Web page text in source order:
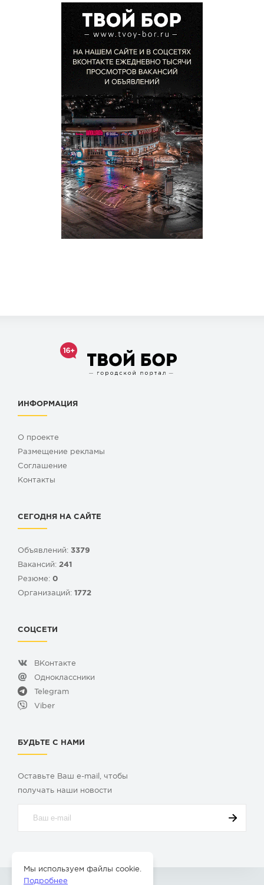
ИНФОРМАЦИЯ
О проекте
Размещение рекламы
Cоглашение
Контакты
СЕГОДНЯ НА САЙТЕ
Объявлений: 3379
Вакансий: 241
Резюме: 0
Организаций: 1772
СОЦСЕТИ
ВКонтакте
Одноклассники
Telegram
Viber
БУДЬТЕ С НАМИ
Оставьте Ваш e-mail, чтобы
получать наши новости
Мы используем файлы cookie.
Подробнее